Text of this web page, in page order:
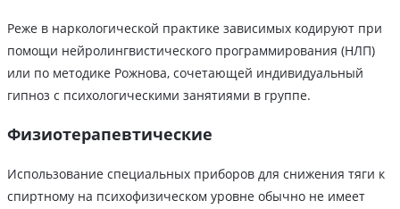
Реже в наркологической практике зависимых кодируют при
помощи нейролингвистического программирования (НЛП)
или по методике Рожнова, сочетающей индивидуальный
гипноз с психологическими занятиями в группе.
Физиотерапевтические
Использование специальных приборов для снижения тяги к
спиртному на психофизическом уровне обычно не имеет